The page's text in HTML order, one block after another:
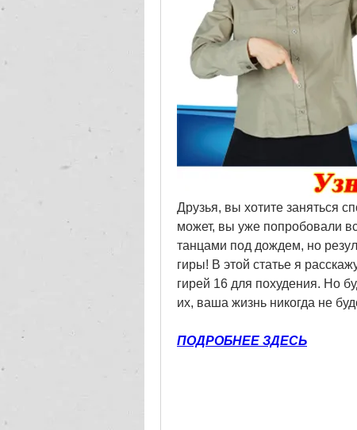
Друзья, вы хотите заняться
может, вы уже попробовали
танцами под дождем, но
гиры! В этой статье я
гирей 16 для похудения. Но
их, ваша жизнь никогда не
ПОДРОБНЕЕ ЗДЕСЬ